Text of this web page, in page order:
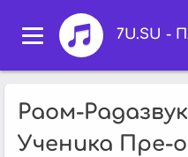
7U.SU -
Раом-
Ученика Пре-